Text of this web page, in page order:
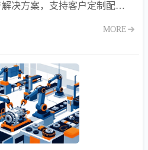
决方案，支持客户定制配方
MORE